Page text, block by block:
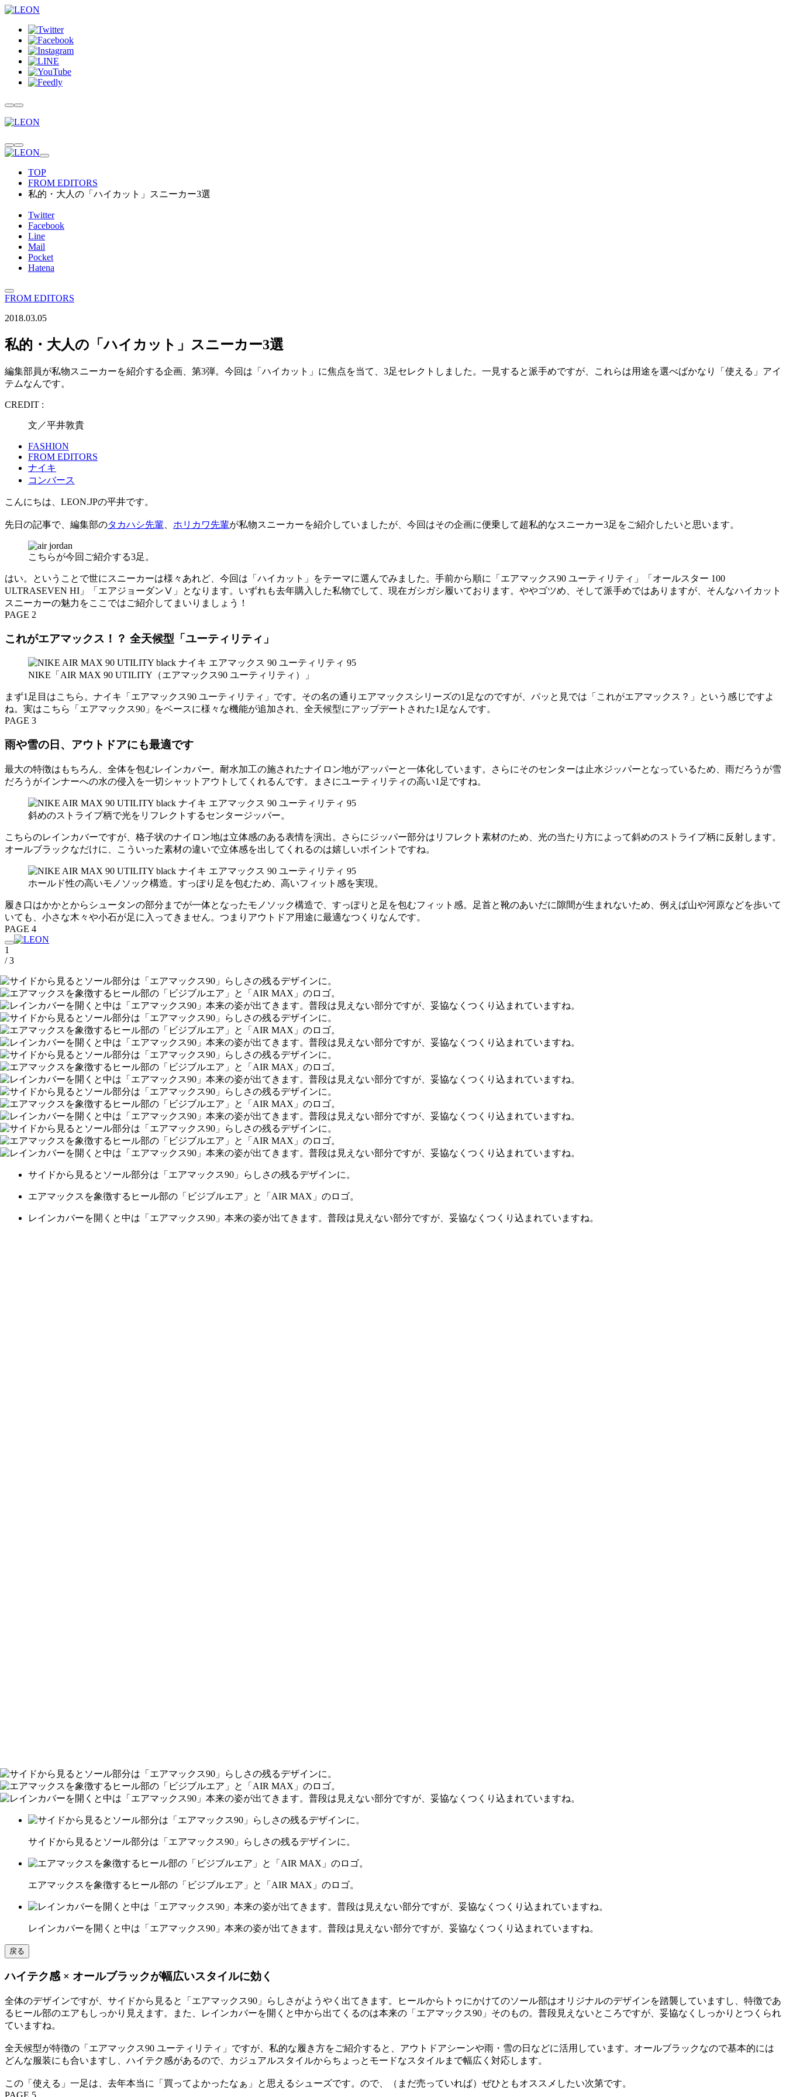
TOP
FROM EDITORS
私的・大人の「ハイカット」スニーカー3選
Twitter
Facebook
Line
Mail
Pocket
Hatena
FROM EDITORS
2018.03.05
私的・大人の「ハイカット」スニーカー3選
編集部員が私物スニーカーを紹介する企画、第3弾。今回は「ハイカット」に焦点を当て、3足セレクトしました。一見すると派手めですが、これらは用途を選べばかなり「使える」アイ
テムなんです。
CREDIT :
文／平井敦貴
FASHION
FROM EDITORS
ナイキ
コンバース
こんにちは、LEON.JPの平井です。
先日の記事で、編集部のタカハシ先輩 ホリカワ先輩が私物スニーカーを紹介していましたが、今回はその企画に便乗して超私的なスニーカー3足をご紹介したいと思います。
こちらが今回ご紹介する3足。
はい。ということで世にスニーカーは様々あれど、今回は「ハイカット」をテーマに選んでみました。手前から順に「エアマックス90 ユーティリティ」「オールスター 100
ULTRASEVEN HI」「エアジョーダンⅤ」となります。いずれも去年購入した私物でして、現在ガシガシ履いております。ややゴツめ、そして派手めではありますが、そんなハイカット
スニーカーの魅力をここではご紹介してまいりましょう！
PAGE 2
これがエアマックス！？ 全天候型「ユーティリティ」
NIKE「AIR MAX 90 UTILITY（エアマックス90 ユーティリティ）」
まず1足目はこちら。ナイキ「エアマックス90 ユーティリティ」です。その名の通りエアマックスシリーズの1足なのですが、パッと見では「これがエアマックス？」という感じですよ
ね。実はこちら「エアマックス90」をベースに様々な機能が追加され、全天候型にアップデートされた1足なんです。
PAGE 3
雨や雪の日、アウトドアにも最適です
最大の特徴はもちろん、全体を包むレインカバー。耐水加工の施されたナイロン地がアッパーと一体化しています。さらにそのセンターは止水ジッパーとなっているため、雨だろうが雪
だろうがインナーへの水の侵入を一切シャットアウトしてくれるんです。まさにユーティリティの高い1足ですね。
斜めのストライプ柄で光をリフレクトするセンタージッパー。
こちらのレインカバーですが、格子状のナイロン地は立体感のある表情を演出。さらにジッパー部分はリフレクト素材のため、光の当たり方によって斜めのストライプ柄に反射します。
オールブラックなだけに、こういった素材の違いで立体感を出してくれるのは嬉しいポイントですね。
ホールド性の高いモノソック構造。すっぽり足を包むため、高いフィット感を実現。
履き口はかかとからシュータンの部分までが一体となったモノソック構造で、すっぽりと足を包むフィット感。足首と靴のあいだに隙間が生まれないため、例えば山や河原などを歩いて
いても、小さな木々や小石が足に入ってきません。つまりアウトドア用途に最適なつくりなんです。
PAGE 4
1
/ 3
サイドから見るとソール部分は「エアマックス90」らしさの残るデザインに。
エアマックスを象徴するヒール部の「ビジブルエア」と「AIR MAX」のロゴ。
レインカバーを開くと中は「エアマックス90」本来の姿が出てきます。普段は見えない部分ですが、妥協なくつくり込まれていますね。
サイドから見るとソール部分は「エアマックス90」らしさの残るデザインに。
エアマックスを象徴するヒール部の「ビジブルエア」と「AIR MAX」のロゴ。
レインカバーを開くと中は「エアマックス90」本来の姿が出てきます。普段は見えない部分ですが、妥協なくつくり込まれていますね。
戻る
ハイテク感 × オールブラックが幅広いスタイルに効く
全体のデザインですが、サイドから見ると「エアマックス90」らしさがようやく出てきます。ヒールからトゥにかけてのソール部はオリジナルのデザインを踏襲していますし、特徴であ
るヒール部のエアもしっかり見えます。また、レインカバーを開くと中から出てくるのは本来の「エアマックス90」そのもの。普段見えないところですが、妥協なくしっかりとつくられ
ていますね。
全天候型が特徴の「エアマックス90 ユーティリティ」ですが、私的な履き方をご紹介すると、アウトドアシーンや雨・雪の日などに活用しています。オールブラックなので基本的には
どんな服装にも合いますし、ハイテク感があるので、カジュアルスタイルからちょっとモードなスタイルまで幅広く対応します。
この「使える」一足は、去年本当に「買ってよかったなぁ」と思えるシューズです。ので、（まだ売っていれば）ぜひともオススメしたい次第です。